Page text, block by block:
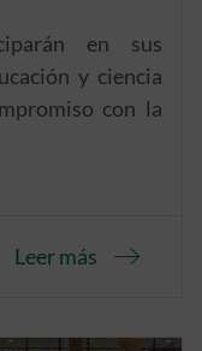
en sus
y ciencia
con la
Leer más